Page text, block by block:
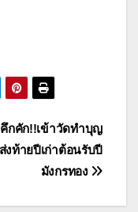
คึกคัก!!เข้าวัดทำบุญ
งท้ายปีเก่าต้อนรับปี
มังกรทอง